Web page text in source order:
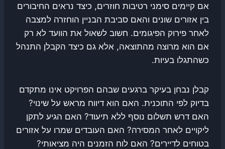
אם קיימים סימני רטיבות חוזרים, כיצד נראים החיבורים
בין אזורים שונים והאם סביבת הבניין הוחזרה למצבה
לאחר פירוק הפיגומים. חשוב לשאול את הוועד לא רק
אם הוא מרוצה מהתוצאה, אלא גם כיצד הקבלן התנהל
כשהתגלו בעיות.
קבלן נבחן בעיקר ברגעים שבהם הפרויקט אינו מתקדם
בדיוק לפי התוכנית. האם הוא דיווח מראש על שינוי?
האם דרש תשלום נוסף ללא תיעוד? האם הגיע לתקן
ליקויים לאחר המסירה? האם העובדים שמרו על אזורים
בטוחים לדיירים? האם לוח הזמנים היה מציאותי?